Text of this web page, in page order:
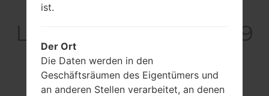
LGE739BKDU(LGE739
BKDU) akaLG
myTouch
ist.
Der Ort
Die Daten werden in den
Geschäftsräumen des Eigentümers und
an anderen Stellen verarbeitet, an denen